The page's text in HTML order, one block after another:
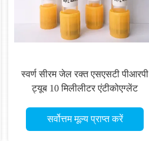
स्वर्ण सीरम जेल रक्त एसएसटी पीआरपी
ट्यूब 10 मिलीलीटर एंटीकोएग्लेंट
सर्वोत्तम मूल्य प्राप्त करें